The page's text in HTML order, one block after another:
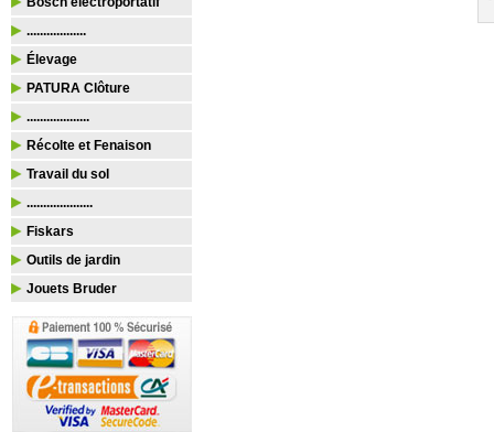
..................
Élevage
PATURA Clôture
...................
Récolte et Fenaison
Travail du sol
....................
Fiskars
Outils de jardin
Jouets Bruder